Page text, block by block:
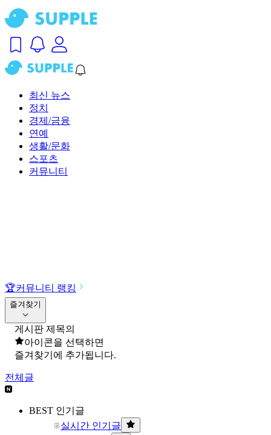
최신 뉴스
정치
경제/금융
연예
생활/문화
스포츠
커뮤니티
🏆커뮤니티 랭킹
즐겨찾기
게시판 제목의
아이콘을 선택하면
즐겨찾기에 추가됩니다.
전체글
BEST 인기글
실시간 인기글